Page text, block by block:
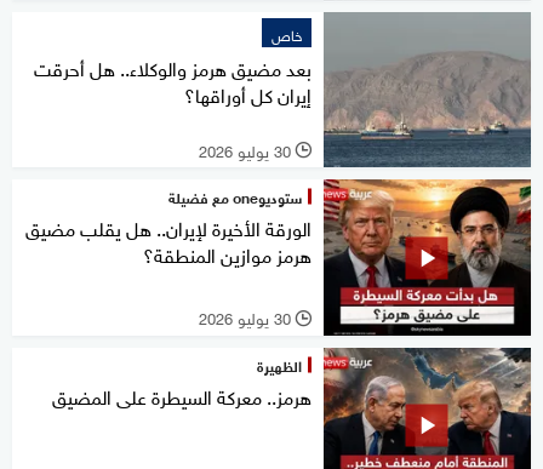
خاص
بعد مضيق هرمز والوكلاء.. هل أحرقت
إيران كل أوراقها؟
l 30 يوليو 2026
ستوديوone مع فضيلة
الورقة الأخيرة لإيران.. هل يقلب مضيق
هرمز موازين المنطقة؟
l 30 يوليو 2026
الظهيرة
هرمز.. معركة السيطرة على المضيق